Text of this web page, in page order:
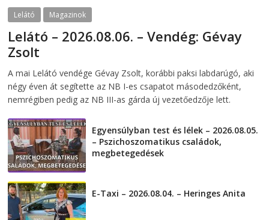
Lelátó Magazinok
Lelátó – 2026.08.06. – Vendég: Gévay
Zsolt
A mai Lelátó vendége Gévay Zsolt, korábbi paksi labdarúgó, aki
négy éven át segítette az NB I-es csapatot másodedzőként,
nemrégiben pedig az NB III-as gárda új vezetőedzője lett.
Egyensúlyban test és lélek – 2026.08.05.
– Pszichoszomatikus családok,
megbetegedések
E-Taxi – 2026.08.04. – Heringes Anita